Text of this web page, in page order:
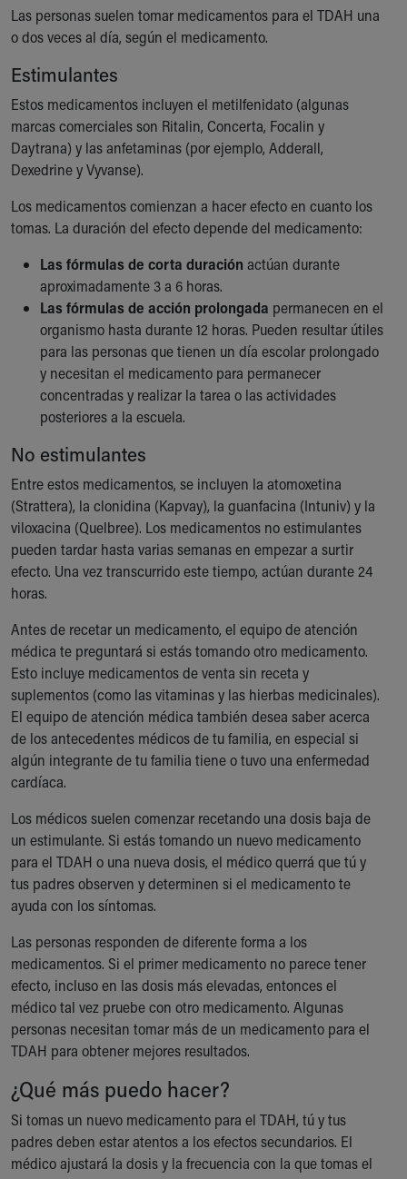
Gift Shop
Department of Public Safety
Health Info
Healthy Info, Healthy Kids
Inside Children's Blog
KidsHealth Topics
Family Library
Educational Resources
Injury Prevention
Symptom Checker
Skip to main content
Las personas suelen tomar medicamentos para el TDAH una
o dos veces al día, según el medicamento.
Estimulantes
Estos medicamentos incluyen el metilfenidato (algunas
marcas comerciales son Ritalin, Concerta, Focalin y
Daytrana) y las anfetaminas (por ejemplo, Adderall,
Dexedrine y Vyvanse).
Los medicamentos comienzan a hacer efecto en cuanto los
tomas. La duración del efecto depende del medicamento:
Las fórmulas de corta duración actúan durante
aproximadamente 3 a 6 horas.
Las fórmulas de acción prolongada permanecen en el
organismo hasta durante 12 horas. Pueden resultar útiles
para las personas que tienen un día escolar prolongado
y necesitan el medicamento para permanecer
concentradas y realizar la tarea o las actividades
posteriores a la escuela.
No estimulantes
Entre estos medicamentos, se incluyen la atomoxetina
(Strattera), la clonidina (Kapvay), la guanfacina (Intuniv) y la
viloxacina (Quelbree). Los medicamentos no estimulantes
pueden tardar hasta varias semanas en empezar a surtir
efecto. Una vez transcurrido este tiempo, actúan durante 24
horas.
Antes de recetar un medicamento, el equipo de atención
médica te preguntará si estás tomando otro medicamento.
Esto incluye medicamentos de venta sin receta y
suplementos (como las vitaminas y las hierbas medicinales).
El equipo de atención médica también desea saber acerca
de los antecedentes médicos de tu familia, en especial si
algún integrante de tu familia tiene o tuvo una enfermedad
cardíaca.
Los médicos suelen comenzar recetando una dosis baja de
un estimulante. Si estás tomando un nuevo medicamento
para el TDAH o una nueva dosis, el médico querrá que tú y
tus padres observen y determinen si el medicamento te
ayuda con los síntomas.
Las personas responden de diferente forma a los
medicamentos. Si el primer medicamento no parece tener
efecto, incluso en las dosis más elevadas, entonces el
médico tal vez pruebe con otro medicamento. Algunas
personas necesitan tomar más de un medicamento para el
TDAH para obtener mejores resultados.
¿Qué más puedo hacer?
Si tomas un nuevo medicamento para el TDAH, tú y tus
padres deben estar atentos a los efectos secundarios. El
médico ajustará la dosis y la frecuencia con la que tomas el